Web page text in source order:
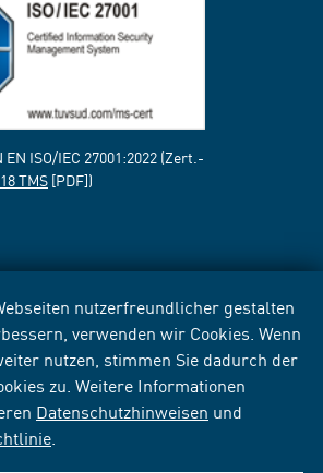
nutzerfreundlicher gestalten
verwenden wir Cookies. Wenn
nutzen, stimmen Sie dadurch der
zu. Weitere Informationen
Datenschutzhinweisen und
ISO/IEC 27001:2022 (Zert.-
TMS[PDF])